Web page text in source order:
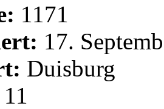
1171
17.
Duisburg
11